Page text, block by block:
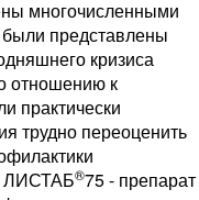
многочисленными
представлены
кризиса
отношению к
практически
трудно переоценить
ЛИСТАБ®75 - препарат